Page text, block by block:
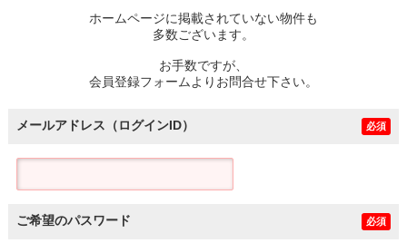
ホームページに掲載されていない物件も
多数ございます。
お手数ですが、
会員登録フォームよりお問合せ下さい。
メールアドレス（ログインID） 必須
ご希望のパスワード 必須